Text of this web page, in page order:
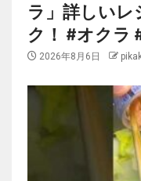
ラ」詳しいレ
ク！ #オクラ
2026年8月6日